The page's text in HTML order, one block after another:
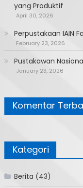
yang Produktif
April 30, 2026
Perpustakaan IAIN
February 23, 2026
Pustakawan
January 23, 2026
Komentar
Kategori
Berita (43)